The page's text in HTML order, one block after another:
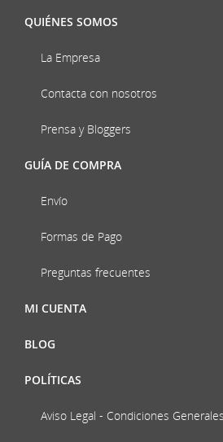
QUIÉNES SOMOS
La Empresa
Contacta con nosotros
Prensa y Bloggers
GUÍA DE COMPRA
Envío
Formas de Pago
Preguntas frecuentes
MI CUENTA
BLOG
POLÍTICAS
Aviso Legal - Condiciones